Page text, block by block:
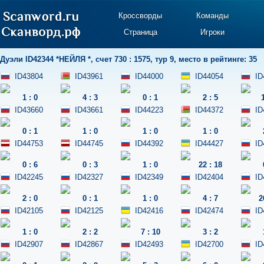
Кроссворды
Команды
Страница
Игроки
Дуэли ID42344 *НЕЙЛЯ *, счет 730 : 1575, тур 9, место в рейтинге: 35
ID43804
1 : 0
ID43961
4: 3
ID44000
0 : 1
ID44054
2 : 5
ID43660
0 : 1
ID43661
1 : 0
ID44223
1 : 0
ID44372
1 : 0
ID44753
0 : 6
ID44745
0 : 3
ID44392
1 : 0
ID44427
22 : 18
ID42245
2 : 0
ID42327
0 : 1
ID42349
1 : 0
ID42404
4: 7
ID42105
1 : 0
ID42125
2 : 2
ID42416
7: 10
ID42474
3 : 2
ID42907
ID42867 ID42493 ID42700